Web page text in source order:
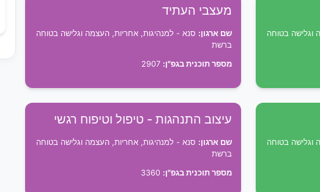
וגלישה בטוחה
מעצבי העתיד
שם ארגון: סנא - למנהיגות, אחריות, העצמה וגלישה בטוחה
ברשת
מספר תוכנית בגפ"ן:
וגלישה בטוחה
עיצוב התנהגות - טיפול וטיפוח רגשי
שם ארגון: סנא - למנהיגות, אחריות, העצמה וגלישה בטוחה
ברשת
מספר תוכנית בגפ"ן: